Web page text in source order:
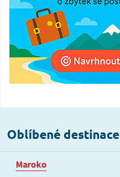
Oblíbené destinace
Maroko